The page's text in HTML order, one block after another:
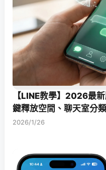
【LINE教學】2026最
鍵釋放空間、聊天室分
2026/1/26